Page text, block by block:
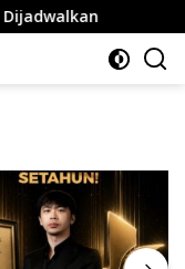
Tiga Titik